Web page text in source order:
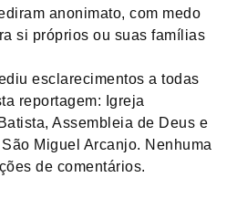
anonimato, com medo
si próprios ou suas famílias
esclarecimentos a todas
reportagem: Igreja
Assembleia de Deus e
Miguel Arcanjo. Nenhuma
de comentários.